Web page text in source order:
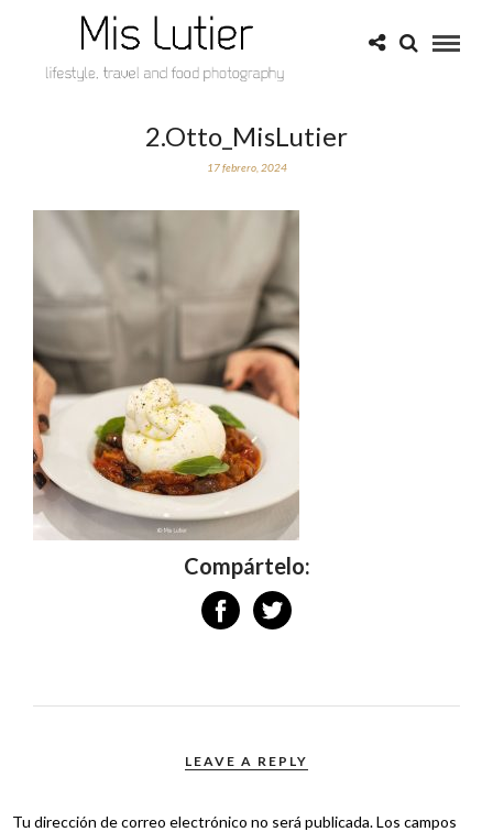
2.Otto_MisLutier
17 febrero, 2024
Compártelo:
LEAVE A REPLY
Tu dirección de correo electrónico no será publicada.Los campos